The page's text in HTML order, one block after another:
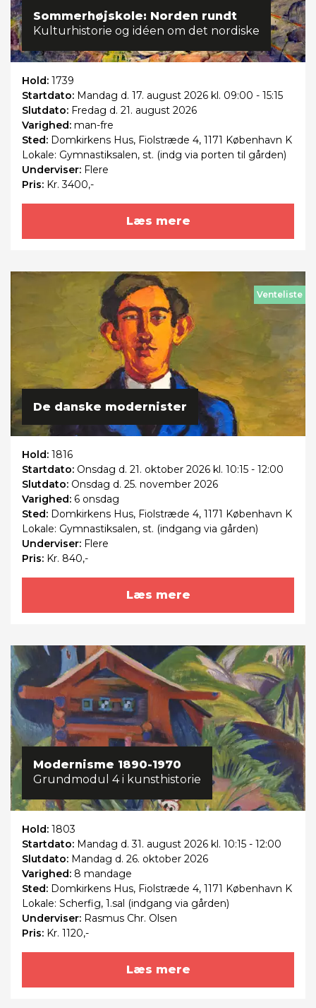
Sommerhøjskole: Norden rundt
Kulturhistorie og idéen om det nordiske
Hold: 1739
Startdato: Mandag d. 17. august 2026 kl. 09:00 - 15:15
Slutdato: Fredag d. 21. august 2026
Varighed: man-fre
Sted: Domkirkens Hus, Fiolstræde 4, 1171 København K
Lokale: Gymnastiksalen, st. (indg via porten til gården)
Underviser: Flere
Pris: Kr. 3400,-
Læs mere
De danske modernister
Venteliste
Hold: 1816
Startdato: Onsdag d. 21. oktober 2026 kl. 10:15 - 12:00
Slutdato: Onsdag d. 25. november 2026
Varighed: 6 onsdag
Sted: Domkirkens Hus, Fiolstræde 4, 1171 København K
Lokale: Gymnastiksalen, st. (indgang via gården)
Underviser: Flere
Pris: Kr. 840,-
Læs mere
Modernisme 1890-1970
Grundmodul 4 i kunsthistorie
Hold: 1803
Startdato: Mandag d. 31. august 2026 kl. 10:15 - 12:00
Slutdato: Mandag d. 26. oktober 2026
Varighed: 8 mandage
Sted: Domkirkens Hus, Fiolstræde 4, 1171 København K
Lokale: Scherfig, 1.sal (indgang via gården)
Underviser: Rasmus Chr. Olsen
Pris: Kr. 1120,-
Læs mere